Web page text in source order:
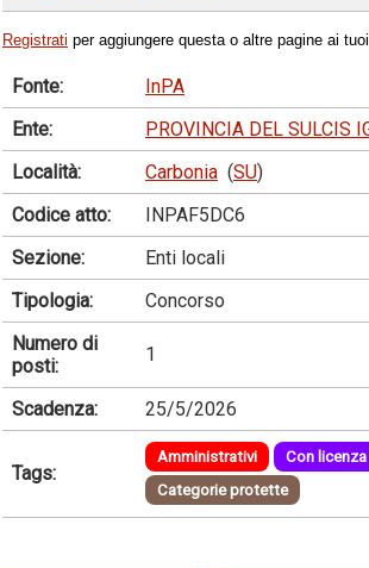
Registrati per aggiungere questa o altre pagine ai
Fonte:
InPA
Ente:
PROVINCIA DEL SULCIS
Località:
Carbonia (SU)
Codice atto:
INPAF5DC6
Sezione:
Enti locali
Tipologia:
Concorso
Numero di
posti:
1
Scadenza: 25/5/2026
Tags:
Amministrativi
Con
Categorie protette